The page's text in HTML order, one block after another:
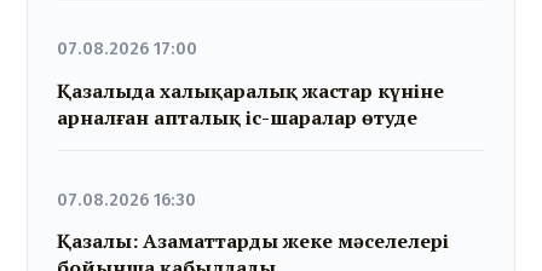
07.08.2026 17:00
Қазалыда халықаралық жастар күніне
арналған апталық іс-шаралар өтуде
07.08.2026 16:30
Қазалы: Азаматтарды жеке мәселелері